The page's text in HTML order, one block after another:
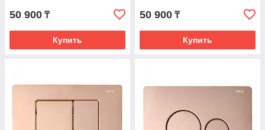
50 900 ₸
Купить
50 900 ₸
Купить